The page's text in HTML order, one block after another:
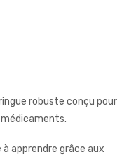
robuste conçu pour
médicaments.
apprendre grâce aux